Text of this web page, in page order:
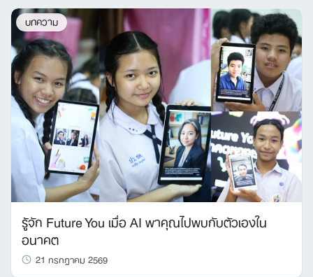
บทความ
รู้จัก Future You เมื่อ AI พาคุณไปพบกับตัวเองใน
อนาคต
21 กรกฎาคม 2569